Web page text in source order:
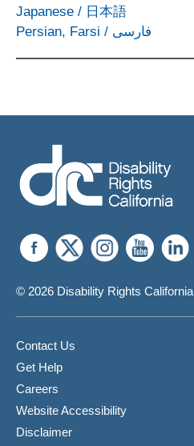
Japanese / 日本語
Persian, Farsi / فارسی
© 2026 Disability Rights California
Contact Us
Get Help
Careers
Website Accessibility
Disclaimer